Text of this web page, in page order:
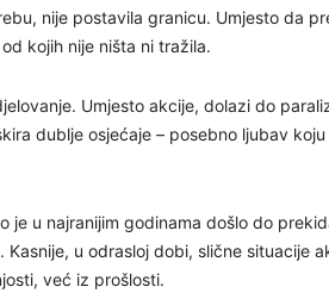
nije postavila granicu. Umjesto da
kojih nije ništa ni tražila.
Umjesto akcije, dolazi do
dublje osjećaje – posebno ljubav
je u najranijim godinama došlo do
u odrasloj dobi, slične situacije
već iz prošlosti.